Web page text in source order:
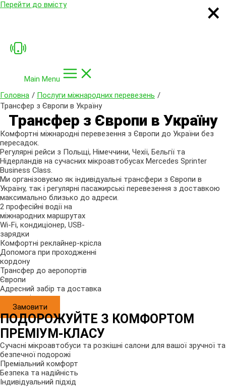
Перейти до вмісту
Main Menu
Головна
Послуги міжнародних перевезень
Трансфер з Європи в Україну
Трансфер з Європи в Україну
Комфортні міжнародні перевезення з Європи до України без
пересадок.
Регулярні рейси з Польщі, Німеччини, Чехії, Бельгії та
Нідерландів на сучасних мікроавтобусах Mercedes Sprinter
Business Class.
Ми організовуємо як індивідуальні трансфери з Європи в
Україну, так і регулярні пасажирські перевезення з доставкою
максимально близько до адреси.
2 професійні водії на
міжнародних маршрутах
Wi-Fi, кондиціонер, USB-
зарядки
Комфортні реклайнер-крісла
Допомога при проходженні
кордону
Трансфер до аеропортів
Європи
Адресний забір та доставка
пасажирів
Замовити
ПОДОРОЖУЙТЕ З КОМФОРТОМ
ПРЕМІУМ-КЛАСУ
Сучасні мікроавтобуси та розкішні салони для вашої зручної та
безпечної подорожі
Преміальний комфорт
Безпека та надійність
Індивідуальний підхід
×
×
×
×